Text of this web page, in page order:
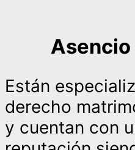
Están
derecho
y cuentan con